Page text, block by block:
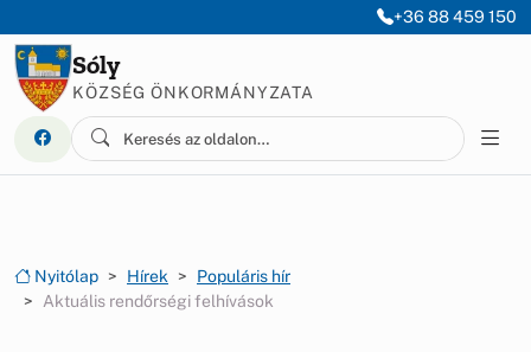
+36 88 459 150
Sóly
KÖZSÉG ÖNKORMÁNYZATA
Nyitólap Hírek
Populáris hír
Aktuális rendőrségi felhívások